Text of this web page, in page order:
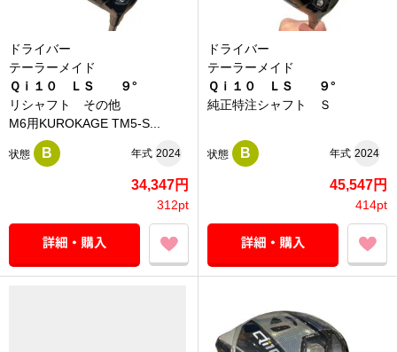
ドライバー
テーラーメイド
Ｑｉ１０ ＬＳ ９°
リシャフト その他
M6用KUROKAGE TM5-S...
状態 B 年式 2024
34,347円
312pt
ドライバー
テーラーメイド
Ｑｉ１０ ＬＳ ９°
純正特注シャフト Ｓ
状態 B 年式 2024
45,547円
414pt